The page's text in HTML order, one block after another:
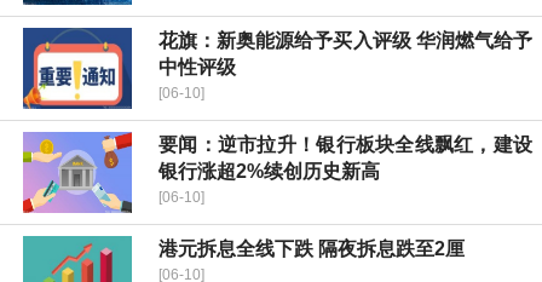
花旗：新奥能源给予买入评级 华润燃气给予
中性评级
[06-10]
要闻：逆市拉升！银行板块全线飘红，建设
银行涨超2%续创历史新高
[06-10]
港元拆息全线下跌 隔夜拆息跌至2厘
[06-10]